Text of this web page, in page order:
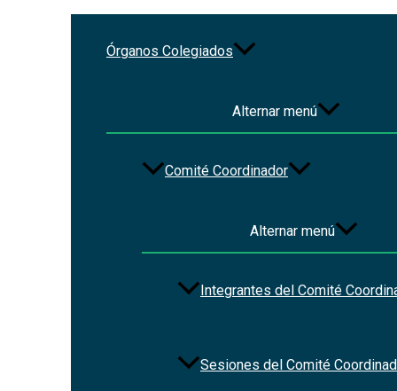
Ir al contenido
Órganos Colegiados
Alternar menú
Comité Coordinador
Alternar menú
Integrantes del Comité
Sesiones del Comité
Ley Orgánica del Poder